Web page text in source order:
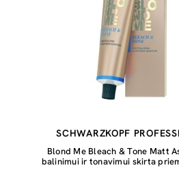
SCHWARZKOPF
Blond Me Bleach & Tone Matt
balinimui ir tonavimui skirta